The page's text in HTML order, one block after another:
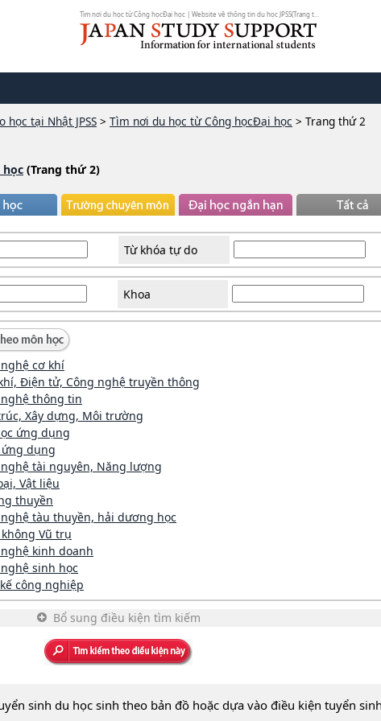
tại Nhật JPSS > Tìm nơi du học từ Công họcĐại học > Trang thứ 2
học (Trang thứ 2)
Từ khóa tự do
Khoa
cơ khí
Điện tử, Công nghệ truyền thông
nghệ thông tin
Xây dựng, Môi trường
ứng dụng
ứng dụng
nghệ tài nguyên, Năng lượng
Vật liệu
thuyền
nghệ tàu thuyền, hải dương học
Vũ trụ
kinh doanh
sinh học
công nghiệp
Bổ sung điều kiện tìm kiếm
sinh du học sinh theo bản đồ hoặc dựa vào điều kiện tuyển